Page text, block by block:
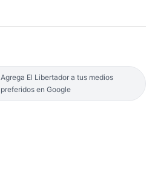
Agrega El Libertador a tus medios
preferidos en Google